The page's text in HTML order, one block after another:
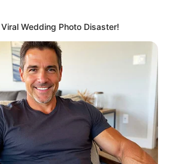
ไปฟังคำตอบจาก อ.คฑา ชินบัญชร
ล่าวถึงไม่ต้องเสียใจไปนะ เพราะ
ลับดีๆ มาฝากด้วย วิธีง่ายๆ ถ้า
ย์เป็นของตัวเองบ้าน ให้บริจาค
ห้กับสาธารณกุศล เช่น โรงพยาบาล
นื้อนาบุญของเรา แต่ที่สำคัญที่สุด คือ
ข็ง รู้จักเก็บออมเงิน และบริหาร
Wedding Photo Disaster!